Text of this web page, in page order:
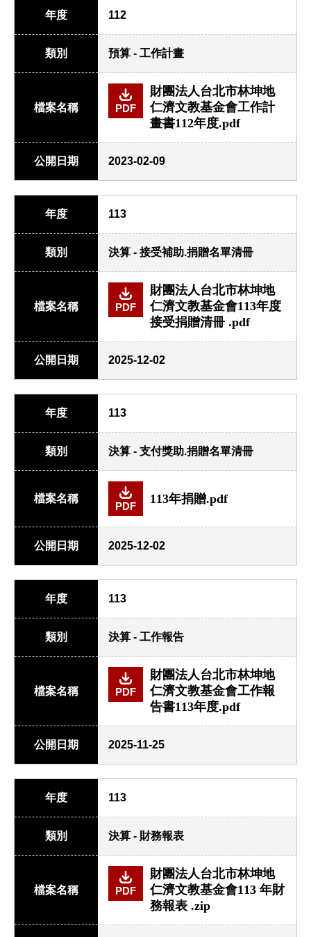
年度 112
類別 預算 - 工作計畫
檔案名稱 PDF
財團法人台北市林坤地
仁濟文教基金會工作計
畫書112年度.pdf
公開日期 2023-02-09
年度 113
類別 決算 - 接受補助.捐贈名單清冊
檔案名稱 PDF
財團法人台北市林坤地
仁濟文教基金會113年度
接受捐贈清冊 .pdf
公開日期 2025-12-02
年度 113
類別 決算 - 支付獎助.捐贈名單清冊
檔案名稱
PDF
113年捐贈.pdf
公開日期 2025-12-02
年度 113
類別 決算 - 工作報告
檔案名稱 PDF
財團法人台北市林坤地
仁濟文教基金會工作報
告書113年度.pdf
公開日期 2025-11-25
年度 113
類別 決算 - 財務報表
檔案名稱 PDF
財團法人台北市林坤地
仁濟文教基金會113 年財
務報表 .zip